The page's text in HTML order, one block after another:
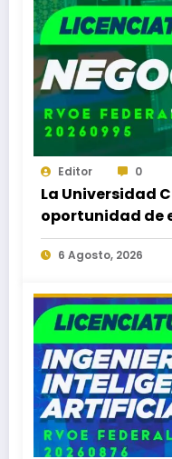
Editor 0
La Universidad
oportunidad de
Licenciaturas
Puerto
6 Agosto, 2026